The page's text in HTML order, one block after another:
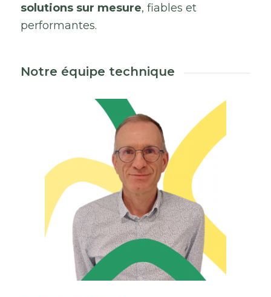
solutions sur mesure, fiables et
performantes.
Notre équipe technique